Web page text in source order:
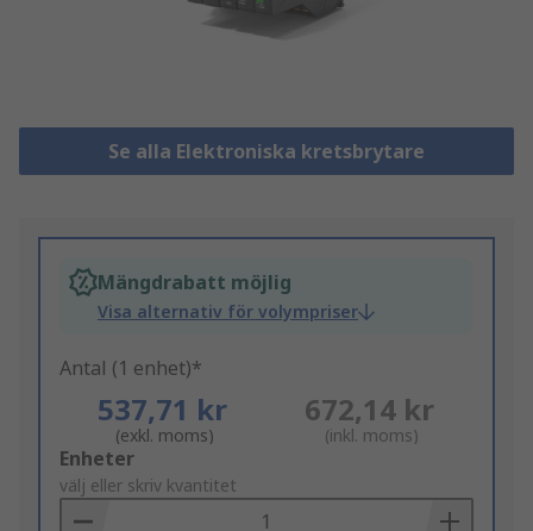
Se alla Elektroniska kretsbrytare
Mängdrabatt möjlig
Visa alternativ för volympriser
Antal (1 enhet)*
537,71 kr
(exkl. moms)
672,14 kr
(inkl. moms)
Add
to
Basket
Enheter
välj eller skriv kvantitet